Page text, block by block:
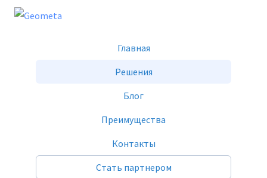
Главная
Решения
Блог
Преимущества
Контакты
Стать партнером